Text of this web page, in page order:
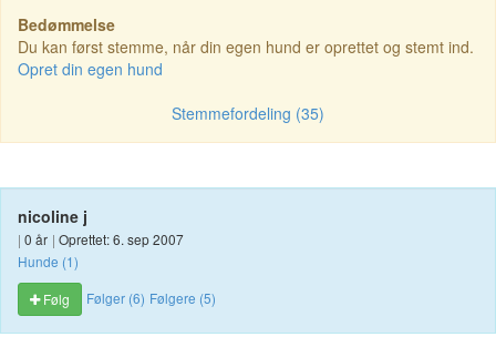
Bedømmelse
Du kan først stemme, når din egen hund er oprettet og stemt ind.
Opret din egen hund
Stemmefordeling (35)
nicoline j
| 0 år | Oprettet: 6. sep 2007
Hunde (1)
Følg
Følger (6) Følgere (5)